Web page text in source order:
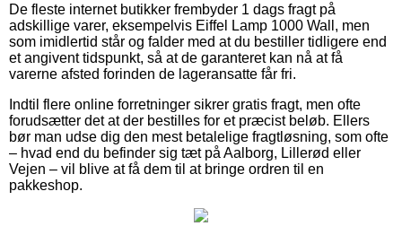
De fleste internet butikker frembyder 1 dags fragt på
adskillige varer, eksempelvis Eiffel Lamp 1000 Wall, men
som imidlertid står og falder med at du bestiller tidligere end
et angivent tidspunkt, så at de garanteret kan nå at få
varerne afsted forinden de lageransatte får fri.
Indtil flere online forretninger sikrer gratis fragt, men ofte
forudsætter det at der bestilles for et præcist beløb. Ellers
bør man udse dig den mest betalelige fragtløsning, som ofte
– hvad end du befinder sig tæt på Aalborg, Lillerød eller
Vejen – vil blive at få dem til at bringe ordren til en
pakkeshop.